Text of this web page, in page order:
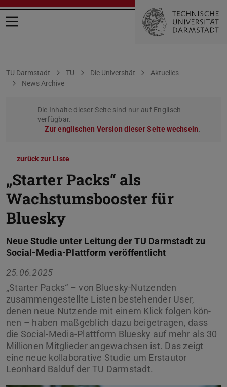
Menü öffnen
Sie befinden sich hier:
TU Darmstadt TU Die Universität
Aktuelles
News Archive
Die Inhalte dieser Seite sind nur auf Englisch
verfügbar.
Zur englischen Version dieser Seite wechseln.
zurück zur Liste
„Starter Packs“ als
Wachstumsbooster für
Bluesky
Neue Studie unter Leitung der TU Darmstadt zu
Social-Media-Plattform veröffentlicht
25.06.2025
„Starter Packs“ – von Bluesky-Nutzenden
zusammengestellte Listen bestehender User,
denen neue Nutzende mit einem Klick folgen kön-
nen – haben maßgeblich dazu beigetragen, dass
die Social-Media-Plattform Bluesky auf mehr als 30
Millionen Mitglieder angewachsen ist. Das zeigt
eine neue kollaborative Studie um Erstautor
Leonhard Balduf der TU Darmstadt.